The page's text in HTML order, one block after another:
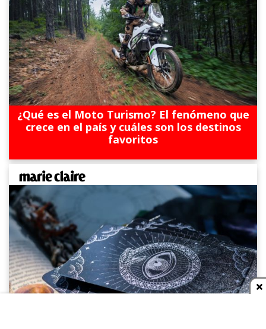
¿Qué es el Moto Turismo? El fenómeno que
crece en el país y cuáles son los destinos
favoritos